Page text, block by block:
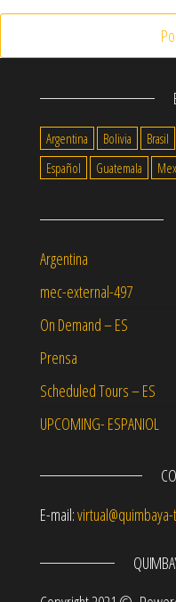
Argentina Bolivia Brasil
Español
Guatemala
Argentina
mec-external-497
On Demand – ES
Prensa
Scheduled Tours – ES
UPCOMING- ESPANIOL
E-mail: